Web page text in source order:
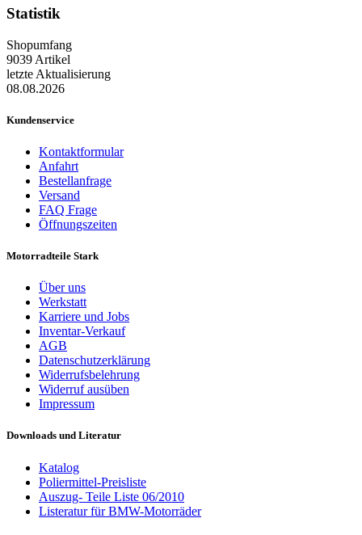
Statistik
Shopumfang
9039 Artikel
letzte Aktualisierung
08.08.2026
Kundenservice
Kontaktformular
Anfahrt
Bestellanfrage
Versand
FAQ Frage
Öffnungszeiten
Motorradteile Stark
Über uns
Werkstatt
Karriere und Jobs
Inventar-Verkauf
AGB
Datenschutzerklärung
Widerrufsbelehrung
Widerruf ausüben
Impressum
Downloads und Literatur
Katalog
Poliermittel-Preisliste
Auszug- Teile Liste 06/2010
Listeratur für BMW-Motorräder